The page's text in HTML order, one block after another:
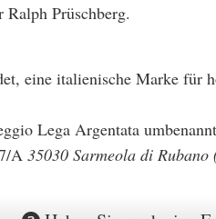
Prüschberg.
eine italienische Marke für
Lega Argentata
A 35030 Sarmeola di Rubano